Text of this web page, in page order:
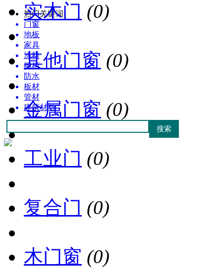
热门关键词:
门窗
地板
家具
涂料
橱柜
防水
板材
管材
建筑材料
实木门 (0)
其他门窗 (0)
金属门窗 (0)
工业门 (0)
复合门 (0)
木门窗 (0)